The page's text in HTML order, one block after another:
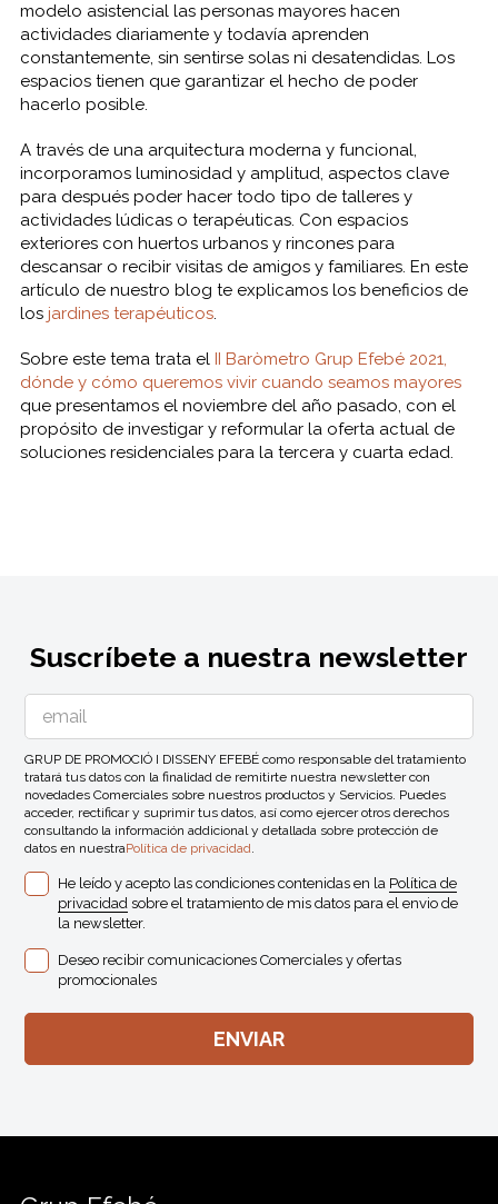
modelo asistencial las personas mayores hacen
actividades diariamente y todavía aprenden
constantemente, sin sentirse solas ni desatendidas. Los
espacios tienen que garantizar el hecho de poder
hacerlo posible.
A través de una arquitectura moderna y funcional,
incorporamos luminosidad y amplitud, aspectos clave
para después poder hacer todo tipo de talleres y
actividades lúdicas o terapéuticas. Con espacios
exteriores con huertos urbanos y rincones para
descansar o recibir visitas de amigos y familiares. En este
artículo de nuestro blog te explicamos los beneficios de
los jardines terapéuticos.
Sobre este tema trata el II Baròmetro Grup Efebé 2021,
dónde y cómo queremos vivir cuando seamos mayores
que presentamos el noviembre del año pasado, con el
propósito de investigar y reformular la oferta actual de
soluciones residenciales para la tercera y cuarta edad.
Suscríbete a nuestra newsletter
GRUP DE PROMOCIÓ I DISSENY EFEBÉ como responsable del tratamiento
tratará tus datos con la finalidad de remitirte nuestra newsletter con
novedades Comerciales sobre nuestros productos y Servicios. Puedes
acceder, rectificar y suprimir tus datos, así como ejercer otros derechos
consultando la información addicional y detallada sobre protección de
datos en nuestraPolítica de privacidad.
He leído y acepto las condiciones contenidas en la Política de
privacidad sobre el tratamiento de mis datos para el envio de
la newsletter.
Deseo recibir comunicaciones Comerciales y ofertas
promocionales